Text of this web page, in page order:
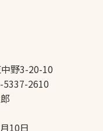
野3-20-10
2610
10日